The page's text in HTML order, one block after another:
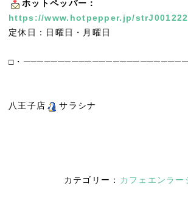
ホットペッパー：
https://www.hotpepper.jp/
定休日：日曜日・月曜日
□・
八王子店 サラシナ
カテゴリー： カフェエンラー